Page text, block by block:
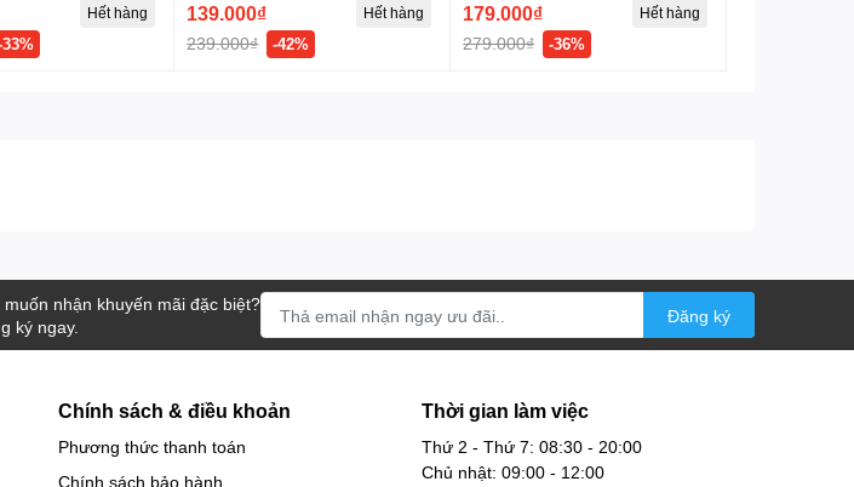
Hết hàng 139.000₫
239.000₫ -42%
Hết hàng 179.000₫
279.000₫ -36%
Hết hàng
muốn nhận khuyến mãi đặc biệt?
ký ngay.
Đăng ký
Chính sách & điều khoản
Phương thức thanh toán
Chính sách bảo hành
Thời gian làm việc
Thứ 2 - Thứ 7: 08:30 - 20:00
Chủ nhật: 09:00 - 12:00